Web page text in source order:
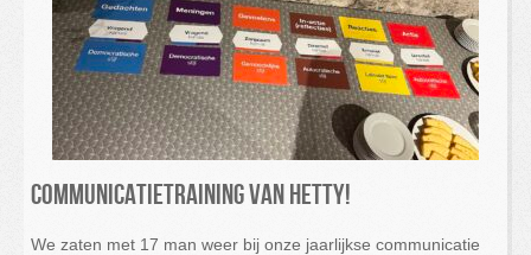
Communicatietraining van Hetty!
We zaten met 17 man weer bij onze jaarlijkse communicatie